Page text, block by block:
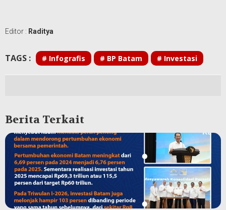
Editor : Raditya
TAGS : # Infografis # BP Batam # Investasi
Berita Terkait